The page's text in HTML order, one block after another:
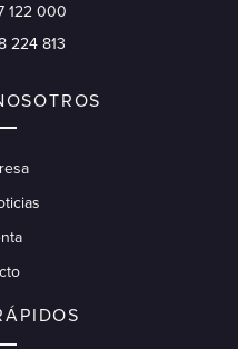
122 000
224 813